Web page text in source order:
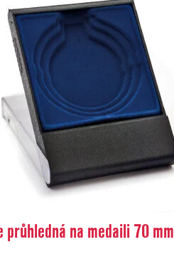
průhledná na medaili 70 mm